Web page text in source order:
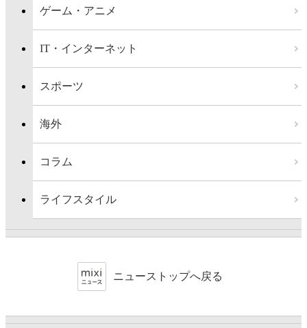
ゲーム・アニメ
IT・インターネット
スポーツ
海外
コラム
ライフスタイル
ニューストップへ戻る